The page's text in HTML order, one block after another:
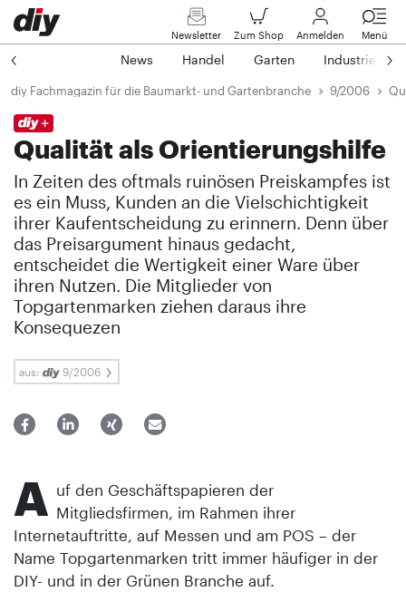
Newsletter Zum Shop Anmelden Menü
News Handel Garten Industrie
diy Fachmagazin für die Baumarkt- und Gartenbranche 9/2006
Qualität als Orientierungshilfe
In Zeiten des oftmals ruinösen Preiskampfes ist
es ein Muss, Kunden an die Vielschichtigkeit
ihrer Kaufentscheidung zu erinnern. Denn über
das Preisargument hinaus gedacht,
entscheidet die Wertigkeit einer Ware über
ihren Nutzen. Die Mitglieder von
Topgartenmarken ziehen daraus ihre
Konsequezen
aus: 9/2006
A uf den Geschäftspapieren der
Mitgliedsfirmen, im Rahmen ihrer
Internetauftritte, auf Messen und am POS – der
Name Topgartenmarken tritt immer häufiger in der
DIY- und in der Grünen Branche auf.